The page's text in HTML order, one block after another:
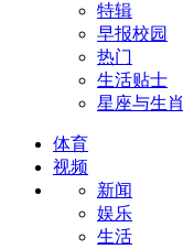
特辑
早报校园
热门
生活贴士
星座与生肖
体育
视频
新闻
娱乐
生活